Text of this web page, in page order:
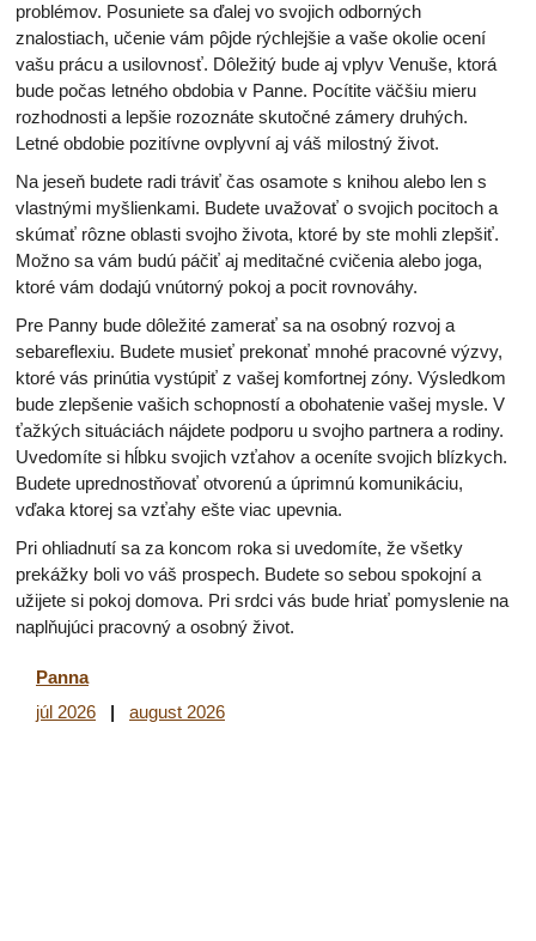
problémov. Posuniete sa ďalej vo svojich odborných
znalostiach, učenie vám pôjde rýchlejšie a vaše okolie ocení
vašu prácu a usilovnosť. Dôležitý bude aj vplyv Venuše, ktorá
bude počas letného obdobia v Panne. Pocítite väčšiu mieru
rozhodnosti a lepšie rozoznáte skutočné zámery druhých.
Letné obdobie pozitívne ovplyvní aj váš milostný život.
Na jeseň budete radi tráviť čas osamote s knihou alebo len s
vlastnými myšlienkami. Budete uvažovať o svojich pocitoch a
skúmať rôzne oblasti svojho života, ktoré by ste mohli zlepšiť.
Možno sa vám budú páčiť aj meditačné cvičenia alebo joga,
ktoré vám dodajú vnútorný pokoj a pocit rovnováhy.
Pre Panny bude dôležité zamerať sa na osobný rozvoj a
sebareflexiu. Budete musieť prekonať mnohé pracovné výzvy,
ktoré vás prinútia vystúpiť z vašej komfortnej zóny. Výsledkom
bude zlepšenie vašich schopností a obohatenie vašej mysle. V
ťažkých situáciách nájdete podporu u svojho partnera a rodiny.
Uvedomíte si hĺbku svojich vzťahov a oceníte svojich blízkych.
Budete uprednostňovať otvorenú a úprimnú komunikáciu,
vďaka ktorej sa vzťahy ešte viac upevnia.
Pri ohliadnutí sa za koncom roka si uvedomíte, že všetky
prekážky boli vo váš prospech. Budete so sebou spokojní a
užijete si pokoj domova. Pri srdci vás bude hriať pomyslenie na
naplňujúci pracovný a osobný život.
Panna
júl 2026 | august 2026